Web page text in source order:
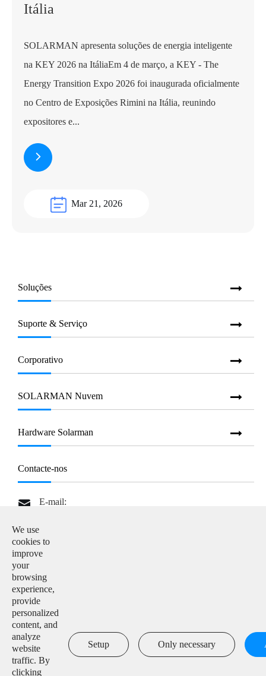
Itália
SOLARMAN apresenta soluções de energia inteligente
na KEY 2026 na ItáliaEm 4 de março, a KEY - The
Energy Transition Expo 2026 foi inaugurada oficialmente
no Centro de Exposições Rimini na Itália, reunindo
expositores e...
Mar 21, 2026
Soluções
Suporte & Serviço
Corporativo
SOLARMAN Nuvem
Hardware Solarman
Contacte-nos

E-mail:


Building H4, China IoT International Innovation Park,
No. 6, Jingxian Road, Wuxi, Jiangsu, P. R. China
We use
cookies to
improve
your
browsing
experience,
provide
personalized
content, and
analyze
website
traffic. By
clicking
Setup Only necessary